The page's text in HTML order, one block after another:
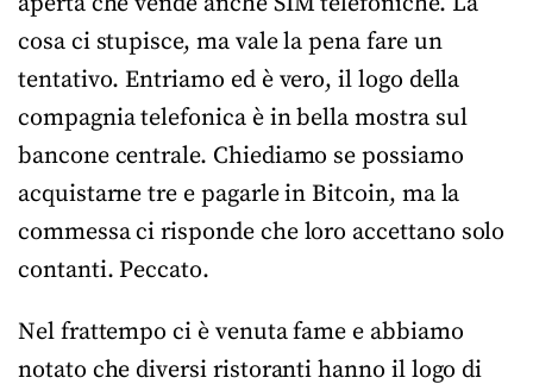
cosa ci stupisce, ma vale la pena fare un
tentativo. Entriamo ed è vero, il logo della
compagnia telefonica è in bella mostra sul
bancone centrale. Chiediamo se possiamo
acquistarne tre e pagarle in Bitcoin, ma la
commessa ci risponde che loro accettano solo
contanti. Peccato.
Nel frattempo ci è venuta fame e abbiamo
notato che diversi ristoranti hanno il logo di